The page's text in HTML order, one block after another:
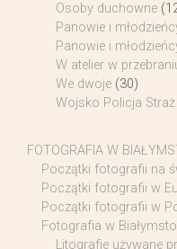
Osoby duchowne
Panowie i
Panowie i
W atelier w
We dwoje (30)
Wojsko Policja
FOTOGRAFIA W
Początki fotografii na
Początki fotografii w
Początki fotografii w
Fotografia w
Litografie używane